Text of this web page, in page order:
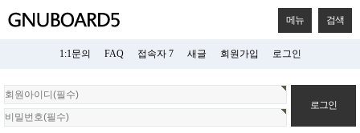
메뉴 검색
1:1문의 FAQ 접속자 7 새글 회원가입 로그인
회
원
로